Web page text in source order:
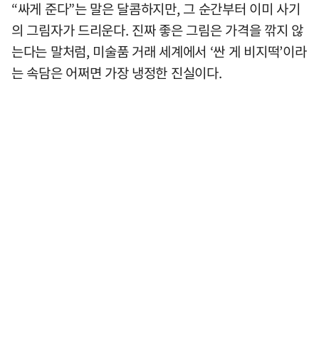
“싸게 준다”는 말은 달콤하지만, 그 순간부터 이미 사기
의 그림자가 드리운다. 진짜 좋은 그림은 가격을 깎지 않
는다는 말처럼, 미술품 거래 세계에서 ‘싼 게 비지떡’이라
는 속담은 어쩌면 가장 냉정한 진실이다.